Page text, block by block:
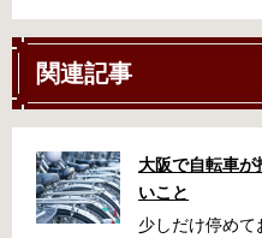
関連記事
大阪で自転車が
いこと
少しだけ停めて